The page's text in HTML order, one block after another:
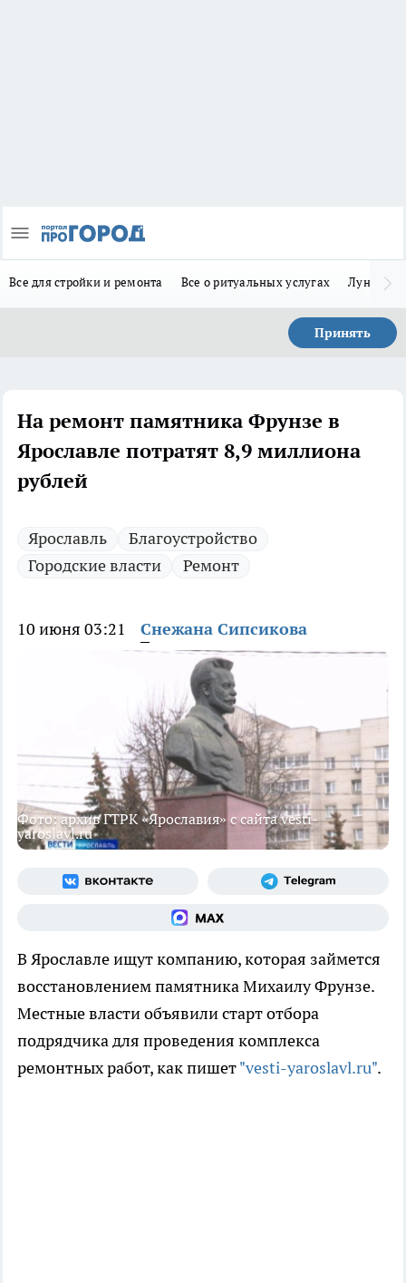
Все для стройки и ремонта Все о ритуальных услугах Лунно-
Принять
На ремонт памятника Фрунзе в
Ярославле потратят 8,9 миллиона
рублей
Ярославль
Благоустройство
Городские власти
Ремонт
10 июня 03:21 Снежана Сипсикова
Фото: архив ГТРК «Ярославия» с сайта vesti-
yaroslavl.ru
В Ярославле ищут компанию, которая займется
восстановлением памятника Михаилу Фрунзе.
Местные власти объявили старт отбора
подрядчика для проведения комплекса
ремонтных работ, как пишет"vesti-yaroslavl.ru".